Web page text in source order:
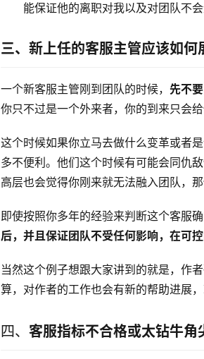
能保证他的离职对我以及对团队不
三、新上任的客服主管应该如何
一个新客服主管刚到团队的时候，先不
你只不过是一个外来者，你的到来只会
这个时候如果你立马去做什么变革或者
多不便利。他们这个时候有可能会同仇
高层也会觉得你刚来就无法融入团队，
即使按照你多年的经验来判断这个客服
后，并且保证团队不受任何影响，在可控
当然这个例子想跟大家讲到的就是，作
算，对作者的工作也会有新的帮助进展，
四、客服指标不合格或太钻牛角